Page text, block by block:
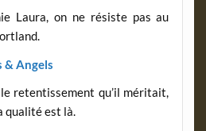
Laura, on ne résiste pas au
& Angels
le retentissement qu’il méritait,
qualité est là.